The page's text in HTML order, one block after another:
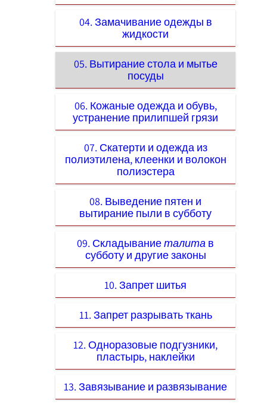
04. Замачивание одежды в
жидкости
05. Вытирание стола и мытье
посуды
06. Кожаные одежда и обувь,
устранение прилипшей грязи
07. Скатерти и одежда из
полиэтилена, клеенки и волокон
полиэстера
08. Выведение пятен и
вытирание пыли в субботу
09. Складываниеталита в
субботу и другие законы
10. Запрет шитья
11. Запрет разрывать ткань
12. Одноразовые подгузники,
пластырь, наклейки
13. Завязывание и развязывание